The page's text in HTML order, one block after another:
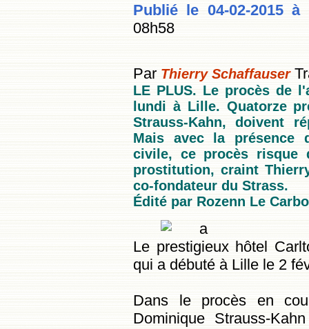
Publié le 04-02-2015 à
08h58
Par Thierry Schaffauser
LE PLUS. Le procès de
lundi à Lille. Quatorze
Strauss-Kahn, doivent
Mais avec la présence
civile, ce procès risque
prostitution, craint
co-fondateur du Strass.
Édité par Rozenn Le
Le prestigieux hôtel
qui a débuté à Lille le 2
Dans le procès en
Dominique Strauss-